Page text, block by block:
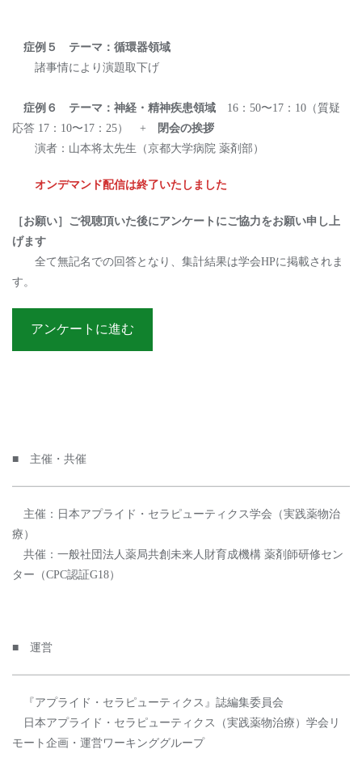
症例５ テーマ：循環器領域
諸事情により演題取下げ
症例６ テーマ：神経・精神疾患領域 16：50〜17：10（質疑
応答 17：10〜17：25） +
閉会の挨拶
演者：⼭本将太先⽣（京都⼤学病院 薬剤部）
オンデマンド配信は終了いたしました
［お願い］ご視聴頂いた後にアンケートにご協力をお願い申し上
げます
全て無記名での回答となり、集計結果は学会HPに掲載されま
す。
アンケートに進む
■ 主催・共催
主催：日本アプライド・セラピューティクス学会（実践薬物治
療）
共催：一般社団法人薬局共創未来人財育成機構 薬剤師研修セン
ター（CPC認証G18）
■ 運営
『アプライド・セラピューティクス』誌編集委員会
⽇本アプライド・セラピューティクス（実践薬物治療）学会リ
モート企画・運営ワーキンググループ